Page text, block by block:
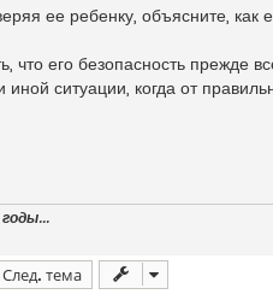
ее ребенку, объясните, как
его безопасность прежде
иной ситуации, когда от
След. тема